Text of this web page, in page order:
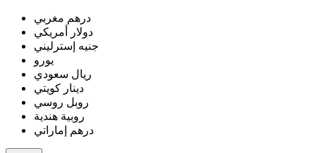
درهم مغربي
دولار أمريكي
جنيه إسترليني
يورو
ريال سعودي
دينار كويتي
روبل روسي
روبية هندية
درهم إماراتي